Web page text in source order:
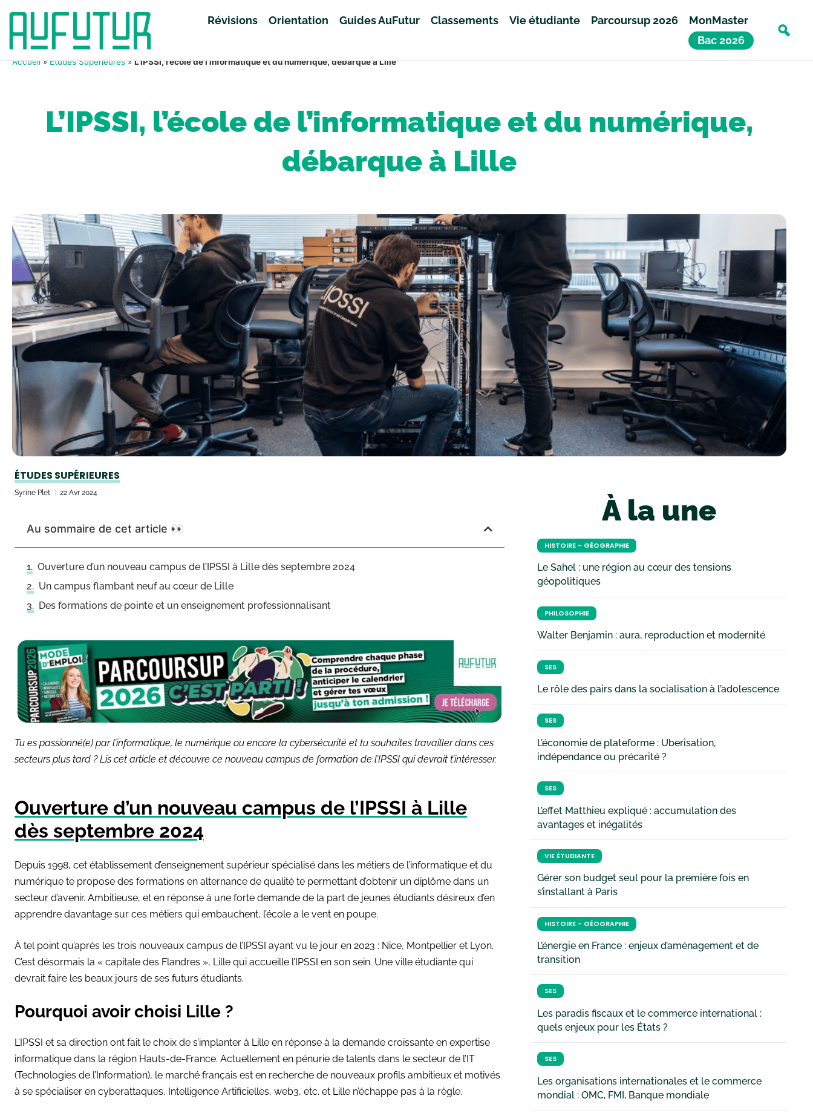
Révisions Orientation Guides AuFutur Classements Vie étudiante Parcoursup 2026
MonMaster
Bac 2026
Accueil»Études Supérieures»L’IPSSI, l’école de l’informatique et du numérique, débarque à Lille
L’IPSSI, l’école de l’informatique et du numérique,
débarque à Lille
ÉTUDES SUPÉRIEURES
Syrine Plet 22 Avr 2024
Au sommaire de cet article 👀
Ouverture d’un nouveau campus de l’IPSSI à Lille dès septembre 2024
Un campus flambant neuf au cœur de Lille
Des formations de pointe et un enseignement professionnalisant
Tu es passionné(e) par l’informatique, le numérique ou encore la cybersécurité et tu souhaites travailler dans ces
secteurs plus tard ? Lis cet article et découvre ce nouveau campus de formation de l’IPSSI qui devrait t’intéresser.
Ouverture d’un nouveau campus de l’IPSSI à Lille
dès septembre 2024
Depuis 1998, cet établissement d’enseignement supérieur spécialisé dans les métiers de l’informatique et du
numérique te propose des formations en alternance de qualité te permettant d’obtenir un diplôme dans un
secteur d’avenir. Ambitieuse, et en réponse à une forte demande de la part de jeunes étudiants désireux d’en
apprendre davantage sur ces métiers qui embauchent, l’école a le vent en poupe.
À tel point qu’après les trois nouveaux campus de l’IPSSI ayant vu le jour en 2023 : Nice, Montpellier et Lyon.
C’est désormais la « capitale des Flandres », Lille qui accueille l’IPSSI en son sein. Une ville étudiante qui
devrait faire les beaux jours de ses futurs étudiants.
Pourquoi avoir choisi Lille ?
L’IPSSI et sa direction ont fait le choix de s’implanter à Lille en réponse à la demande croissante en expertise
informatique dans la région Hauts-de-France. Actuellement en pénurie de talents dans le secteur de l’IT
(Technologies de l’Information), le marché français est en recherche de nouveaux profils ambitieux et motivés
à se spécialiser en cyberattaques, Intelligence Artificielles, web3, etc. et Lille n’échappe pas à la règle.
À la une
HISTOIRE - GÉOGRAPHIE
Le Sahel : une région au cœur des tensions
géopolitiques
PHILOSOPHIE
Walter Benjamin : aura, reproduction et modernité
SES
Le rôle des pairs dans la socialisation à l’adolescence
SES
L’économie de plateforme : Uberisation,
indépendance ou précarité ?
SES
L’effet Matthieu expliqué : accumulation des
avantages et inégalités
VIE ÉTUDIANTE
Gérer son budget seul pour la première fois en
s’installant à Paris
HISTOIRE - GÉOGRAPHIE
L’énergie en France : enjeux d’aménagement et de
transition
SES
Les paradis fiscaux et le commerce international :
quels enjeux pour les États ?
SES
Les organisations internationales et le commerce
mondial : OMC, FMI, Banque mondiale